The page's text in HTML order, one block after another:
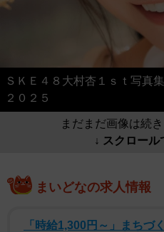
ＳＫＥ４８大村杏１ｓｔ写真
２０２５
まだまだ画像は続
↓ スクロール
まいどなの求人情報
「時給1,300円～」まちづ